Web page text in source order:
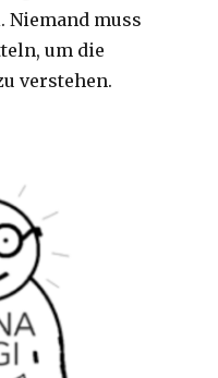
muss
um die
verstehen.